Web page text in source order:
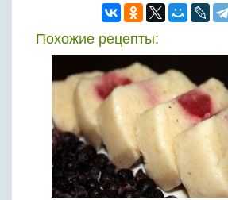
Похожие рецепты: